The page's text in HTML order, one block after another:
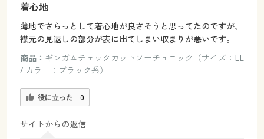
着心地
薄地でさらっとして着心地が良さそうと思ってたのですが、
襟元の見返しの部分が表に出てしまい収まりが悪いです。
商品： ギンガムチェックカットソーチュニック（サイズ：LL
/ カラー：ブラック系）
役に立った 0
サイトからの返信